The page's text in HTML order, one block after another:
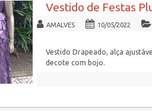
Vestido de Festas
AMALVES 10/05/2022
Vestido Drapeado, alça
decote com bojo.